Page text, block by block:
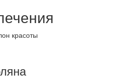
красоты